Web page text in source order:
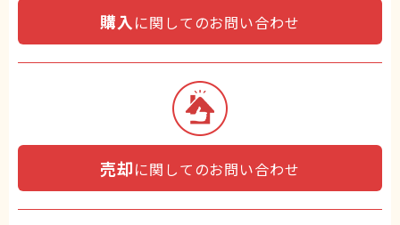
購入 に関してのお問い合わせ
売却に関してのお問い合わせ